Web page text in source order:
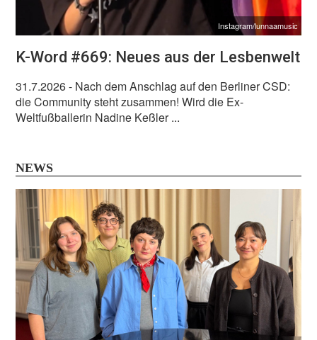
Instagram/lunnaamusic
K-Word #669: Neues aus der Lesbenwelt
31.7.2026- Nach dem Anschlag auf den Berliner CSD:
die Community steht zusammen! Wird die Ex-
Weltfußballerin Nadine Keßler ...
NEWS